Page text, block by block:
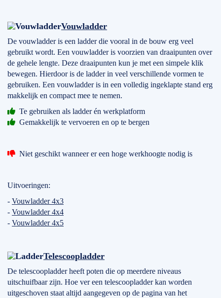
Vouwladder
De vouwladder is een ladder die vooral in de bouw erg veel
gebruikt wordt. Een vouwladder is voorzien van draaipunten over
de gehele lengte. Deze draaipunten kun je met een simpele klik
bewegen. Hierdoor is de ladder in veel verschillende vormen te
gebruiken. Een vouwladder is in een volledig ingeklapte stand erg
makkelijk en compact mee te nemen.
Te gebruiken als ladder én werkplatform
Gemakkelijk te vervoeren en op te bergen
Niet geschikt wanneer er een hoge werkhoogte nodig is
Uitvoeringen:
- Vouwladder 4x3
- Vouwladder 4x4
- Vouwladder 4x5
Telescoopladder
De telescoopladder heeft poten die op meerdere niveaus
uitschuifbaar zijn. Hoe ver een telescoopladder kan worden
uitgeschoven staat altijd aangegeven op de pagina van het